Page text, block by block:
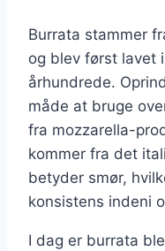
Burrata stammer
og blev først lavet
århundrede.
måde at bruge
fra mozzarella-
kommer fra det
betyder smør,
konsistens indeni
I dag er burrata